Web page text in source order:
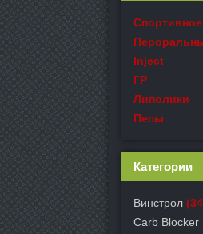
Inject
ГР
Липолики
Пепы
Категории
Винстрол
Carb Blocker